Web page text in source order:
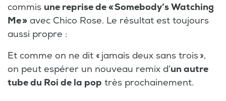
commis une reprise de « Somebody’s Watching
Me » avec Chico Rose. Le résultat est toujours
aussi propre :
Et comme on ne dit « jamais deux sans trois »,
on peut espérer un nouveau remix d’un autre
tube du Roi de la pop très prochainement.